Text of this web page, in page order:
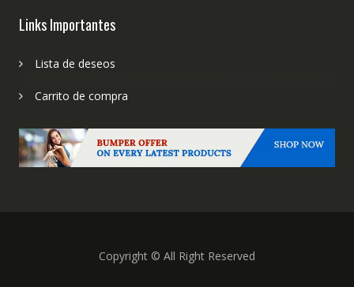
Links Importantes
Lista de deseos
Carrito de compra
Copyright © All Right Reserved